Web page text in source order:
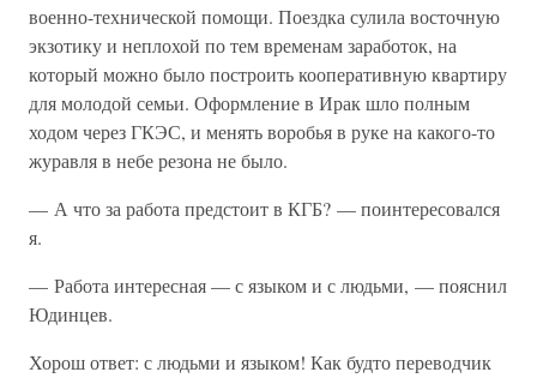
военно-технической помощи. Поездка сулила восточную
экзотику и неплохой по тем временам заработок, на
который можно было построить кооперативную квартиру
для молодой семьи. Оформление в Ирак шло полным
ходом через ГКЭС, и менять воробья в руке на какого-то
журавля в небе резона не было.
— А что за работа предстоит в КГБ? — поинтересовался
я.
— Работа интересная — с языком и с людьми, — пояснил
Юдинцев.
Хорош ответ: с людьми и языком! Как будто переводчик